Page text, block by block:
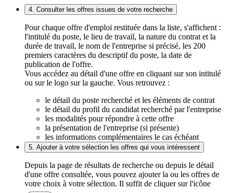
4. Consulter les offres issues de votre recherche
Pour chaque offre d'emploi restituée dans la liste, s'affichent :
l'intitulé du poste, le lieu de travail, la nature du contrat et la
durée de travail, le nom de l'entreprise si précisé, les 200
premiers caractères du descriptif du poste, la date de
publication de l'offre.
Vous accédez au détail d'une offre en cliquant sur son intitulé
ou sur le logo sur la gauche. Vous retrouvez :
le détail du poste recherché et les éléments de contrat
le détail du profil du candidat recherché par l'entreprise
les modalités pour répondre à cette offre
la présentation de l'entreprise (si présente)
les informations complémentaires le cas échéant
5. Ajouter à votre sélection les offres qui vous intéressent
Depuis la page de résultats de recherche ou depuis le détail
d'une offre consultée, vous pouvez ajouter la ou les offres de
votre choix à votre sélection. Il suffit de cliquer sur l'icône